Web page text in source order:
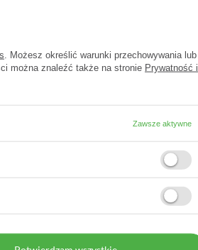
. Możesz określić warunki przechowywania lub
można znaleźć także na stronie Prywatność i
Zawsze aktywne